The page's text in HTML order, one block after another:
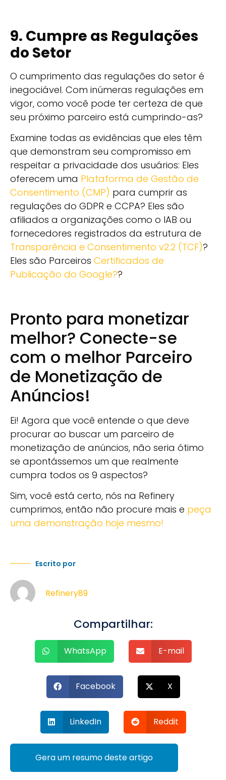
9. Cumpre as Regulações
do Setor
O cumprimento das regulações do setor é
inegociável. Com inúmeras regulações em
vigor, como você pode ter certeza de que
seu próximo parceiro está cumprindo-as?
Examine todas as evidências que eles têm
que demonstram seu compromisso em
respeitar a privacidade dos usuários: Eles
oferecem uma Plataforma de Gestão de
Consentimento (CMP) para cumprir as
regulações do GDPR e CCPA? Eles são
afiliados a organizações como o IAB ou
fornecedores registrados da estrutura de
Transparência e Consentimento v2.2 (TCF)?
Eles são Parceiros Certificados de
Publicação do Google??
Pronto para monetizar
melhor? Conecte-se
com o melhor Parceiro
de Monetização de
Anúncios!
Ei! Agora que você entende o que deve
procurar ao buscar um parceiro de
monetização de anúncios, não seria ótimo
se apontássemos um que realmente
cumpra todos os 9 aspectos?
Sim, você está certo, nós na Refinery
cumprimos, então não procure mais e peça
uma demonstração hoje mesmo!
Escrito por
Refinery89
Compartilhar:
WhatsApp E-mail
Facebook X
LinkedIn Reddit
Gera um resumo deste artigo